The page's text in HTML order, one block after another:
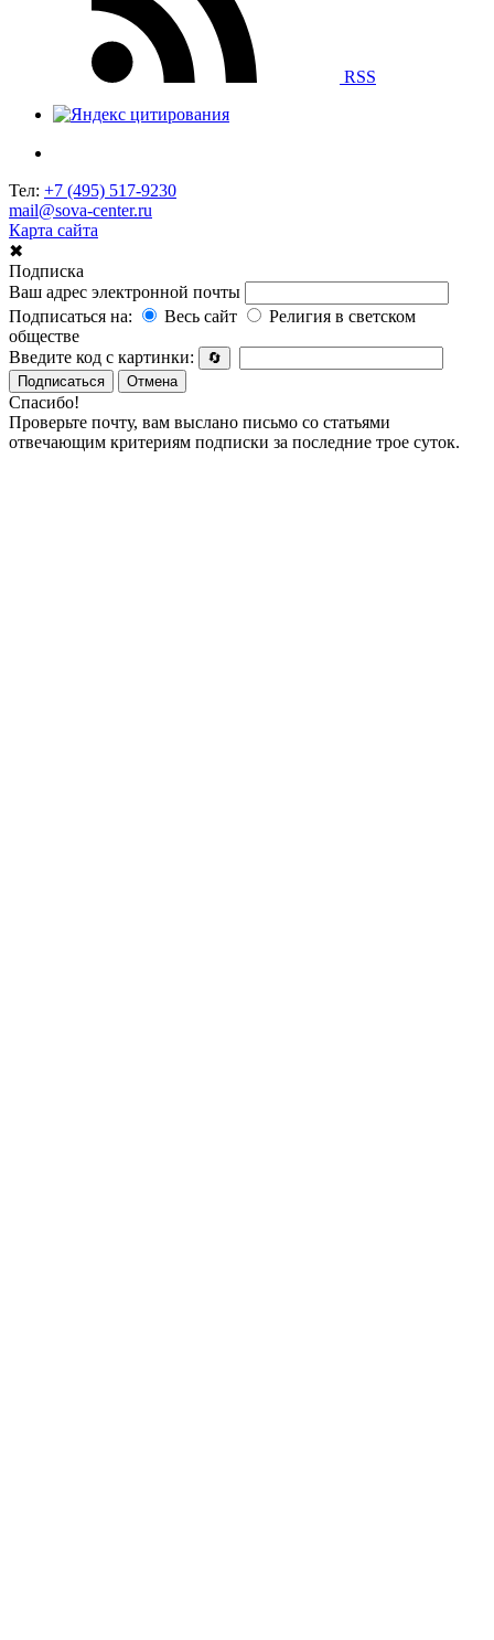
RSS
Тел: +7 (495) 517-9230
mail@sova-center.ru
Карта сайта
✖
Подписка
Ваш адрес электронной почты
Подписаться на:
Весь сайт
Религия в светском
обществе
Введите код с картинки:
🔄
Подписаться
Отмена
Спасибо!
Проверьте почту, вам выслано письмо со статьями
отвечающим критериям подписки за последние трое суток.